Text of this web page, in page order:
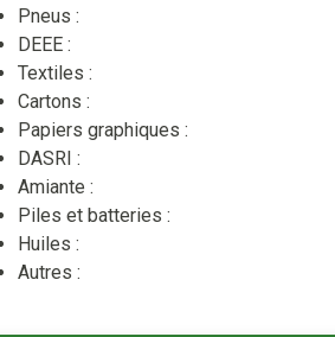
Pneus :
DEEE :
Textiles :
Cartons :
Papiers graphiques :
DASRI :
Amiante :
Piles et batteries :
Huiles :
Autres :